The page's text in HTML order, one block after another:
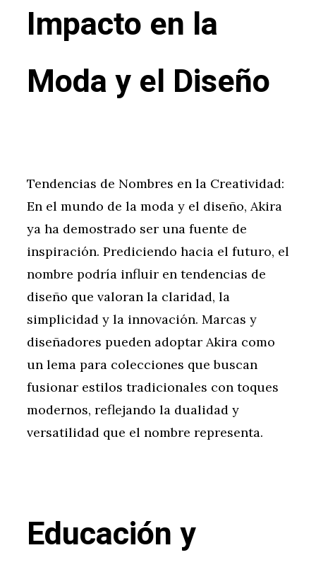
Impacto en la
Moda y el Diseño
Tendencias de Nombres en la Creatividad:
En el mundo de la moda y el diseño, Akira
ya ha demostrado ser una fuente de
inspiración. Prediciendo hacia el futuro, el
nombre podría influir en tendencias de
diseño que valoran la claridad, la
simplicidad y la innovación. Marcas y
diseñadores pueden adoptar Akira como
un lema para colecciones que buscan
fusionar estilos tradicionales con toques
modernos, reflejando la dualidad y
versatilidad que el nombre representa.
Educación y